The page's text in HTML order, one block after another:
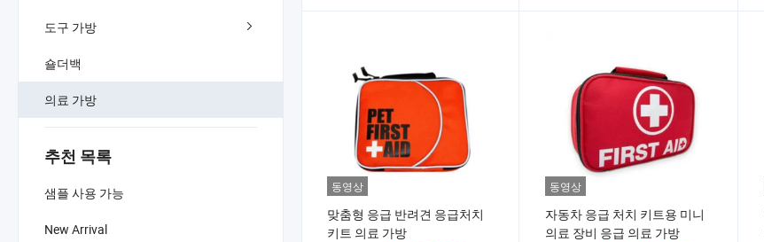
도구 가방
숄더백
의료 가방
추천 목록
샘플 사용 가능
New Arrival
동영상
맞춤형 응급 반려견 응급처치
키트 의료 가방
동영상
자동차 응급 처치 키트용 미니
의료 장비 응급 의료 가방